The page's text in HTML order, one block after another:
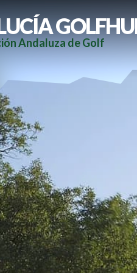
Andaluza de Golf